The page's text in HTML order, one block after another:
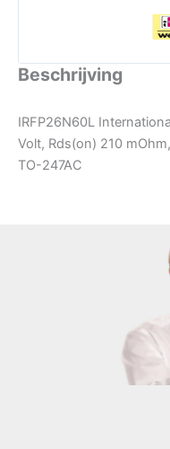
Beschrijving
IRFP26N60L
Volt, Rds(on) 210
TO-247AC